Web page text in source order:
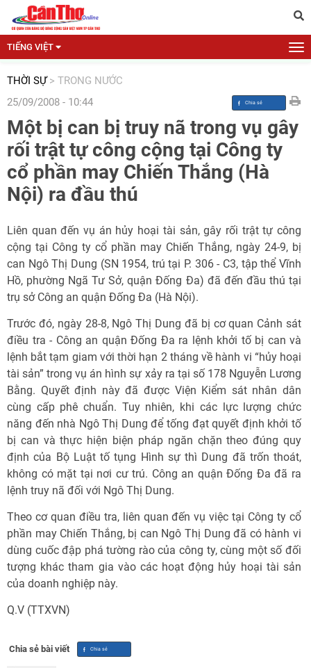
TIẾNG VIỆT
THỜI SỰ > TRONG NƯỚC
25/09/2008 - 10:44
Một bị can bị truy nã trong vụ gây
rối trật tự công cộng tại Công ty
cổ phần may Chiến Thắng (Hà
Nội) ra đầu thú
Liên quan đến vụ án hủy hoại tài sản, gây rối trật tự công
cộng tại Công ty cổ phần may Chiến Thắng, ngày 24-9, bị
can Ngô Thị Dung (SN 1954, trú tại P. 306 - C3, tập thể Vĩnh
Hồ, phường Ngã Tư Sở, quận Đống Đa) đã đến đầu thú tại
trụ sở Công an quận Đống Đa (Hà Nội).
Trước đó, ngày 28-8, Ngô Thị Dung đã bị cơ quan Cảnh sát
điều tra - Công an quận Đống Đa ra lệnh khởi tố bị can và
lệnh bắt tạm giam với thời hạn 2 tháng về hành vi “hủy hoại
tài sản” trong vụ án hình sự xảy ra tại số 178 Nguyễn Lương
Bằng. Quyết định này đã được Viện Kiểm sát nhân dân
cùng cấp phê chuẩn. Tuy nhiên, khi các lực lượng chức
năng đến nhà Ngô Thị Dung để tống đạt quyết định khởi tố
bị can và thực hiện biện pháp ngăn chặn theo đúng quy
định của Bộ Luật tố tụng Hình sự thì Dung đã trốn thoát,
không có mặt tại nơi cư trú. Công an quận Đống Đa đã ra
lệnh truy nã đối với Ngô Thị Dung.
Theo cơ quan điều tra, liên quan đến vụ việc tại Công ty cổ
phần may Chiến Thắng, bị can Ngô Thị Dung đã có hành vi
dùng cuốc đập phá tường rào của công ty, cùng một số đối
tượng khác tham gia vào các hoạt động hủy hoại tài sản
của doanh nghiệp này.
Q.V (TTXVN)
Chia sẻ bài viết